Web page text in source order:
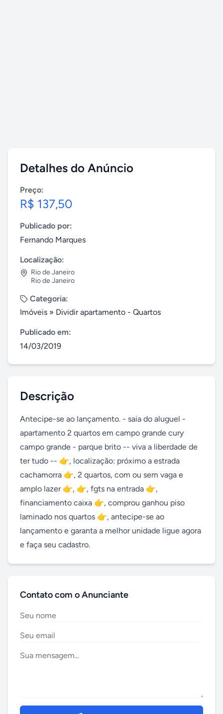
Detalhes do Anúncio
Preço:
R$ 137,50
Publicado por:
Fernando Marques
Localização:
Rio de Janeiro
Rio de Janeiro
Categoria:
Imóveis » Dividir apartamento - Quartos
Publicado em:
14/03/2019
Descrição
Antecipe-se ao lançamento. - saia do aluguel -
apartamento 2 quartos em campo grande cury
campo grande - parque brito -- viva a liberdade de
ter tudo -- 👉, localização: próximo a estrada
cachamorra 👉, 2 quartos, com ou sem vaga e
amplo lazer 👉, 👉, fgts na entrada 👉,
financiamento caixa 👉, comprou ganhou piso
laminado nos quartos 👉, antecipe-se ao
lançamento e garanta a melhor unidade ligue agora
e faça seu cadastro.
Contato com o Anunciante